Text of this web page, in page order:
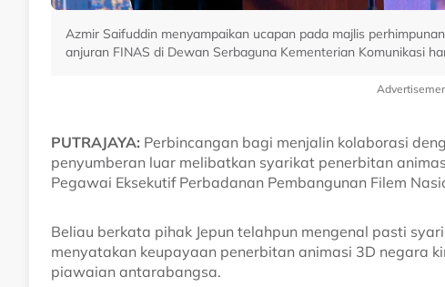
Azmir Saifuddin menyampaikan ucapan pada majlis
anjuran FINAS di Dewan Serbaguna Kementerian Komunikasi
PUTRAJAYA: Perbincangan bagi menjalin kolaborasi
penyumberan luar melibatkan syarikat penerbitan
Pegawai Eksekutif Perbadanan Pembangunan Filem
Beliau berkata pihak Jepun telahpun mengenal pasti
menyatakan keupayaan penerbitan animasi 3D negara
piawaian antarabangsa.